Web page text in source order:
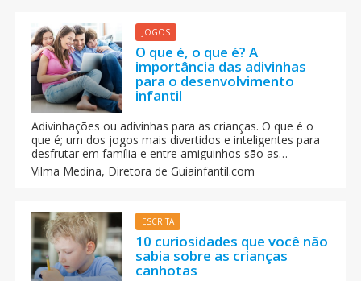
JOGOS
O que é, o que é? A
importância das adivinhas
para o desenvolvimento
infantil
Adivinhações ou adivinhas para as crianças. O que é o
que é; um dos jogos mais divertidos e inteligentes para
desfrutar em família e entre amiguinhos são as
adivinhações. Além de divertido que são, as
adivinhações ajudam a criança a aprender, associar
Vilma Medina, Diretora de Guiainfantil.com
ESCRITA
10 curiosidades que você não
sabia sobre as crianças
canhotas